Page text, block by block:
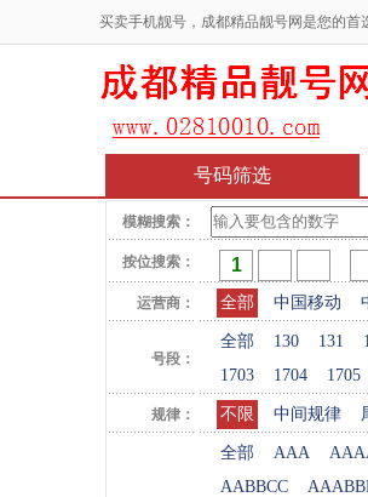
买卖手机靓号，成都精品靓号网是您的首
号码筛选
模糊搜索：
按位搜索：
运营商： 全部 中国移动
号段：
全部 130 131
1703
1704 1705
规律： 不限 中间规律
全部 AAA
AABBCC